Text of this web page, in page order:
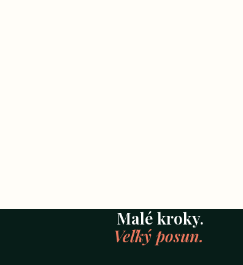
Malé kroky.
Veľký posun.